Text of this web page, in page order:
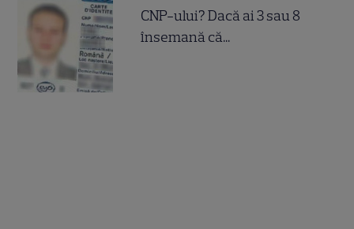
CNP-ului? Dacă ai 3 sau 8
însemană că...